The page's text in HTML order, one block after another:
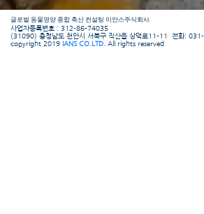
​글로벌 동물영양 종합 축산 컨설팅 이안스주식회사
​사업자등록번호 : 312-86-74035
(31090) 충청남도 천안시 서북구 직산읍 상덕로11-11 전화:
copyright 2019 IANS CO.LTD. All rights reserved